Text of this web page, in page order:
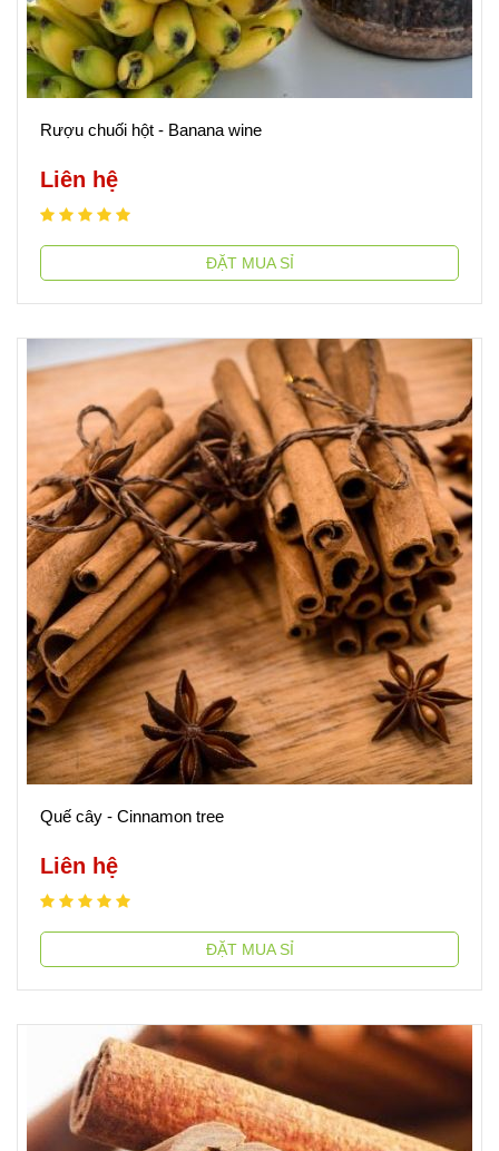
Rượu chuối hột - Banana wine
Liên hệ
ĐẶT MUA SỈ
Quế cây - Cinnamon tree
Liên hệ
ĐẶT MUA SỈ